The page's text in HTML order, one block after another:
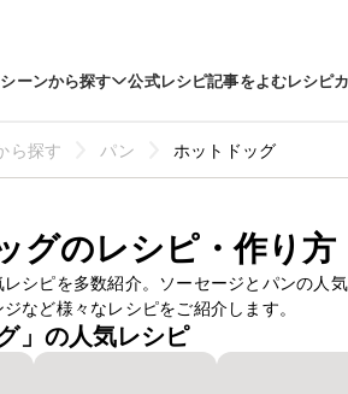
ーンから探す 公式レシピ記事をよむレシピ
ら探す パン ホットドッグ
グのレシピ・作り方
シピを多数紹介。ソーセージとパンの人
など様々なレシピをご紹介します。
」の人気レシピ